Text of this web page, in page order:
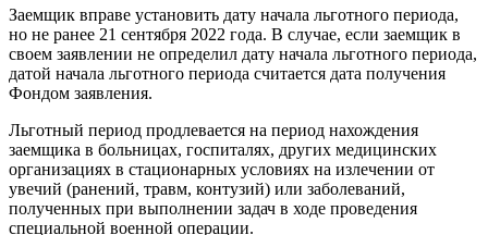
Заемщик вправе установить дату начала льготного периода,
но не ранее 21 сентября 2022 года. В случае, если заемщик в
своем заявлении не определил дату начала льготного периода,
датой начала льготного периода считается дата получения
Фондом заявления.
Льготный период продлевается на период нахождения
заемщика в больницах, госпиталях, других медицинских
организациях в стационарных условиях на излечении от
увечий (ранений, травм, контузий) или заболеваний,
полученных при выполнении задач в ходе проведения
специальной военной операции.